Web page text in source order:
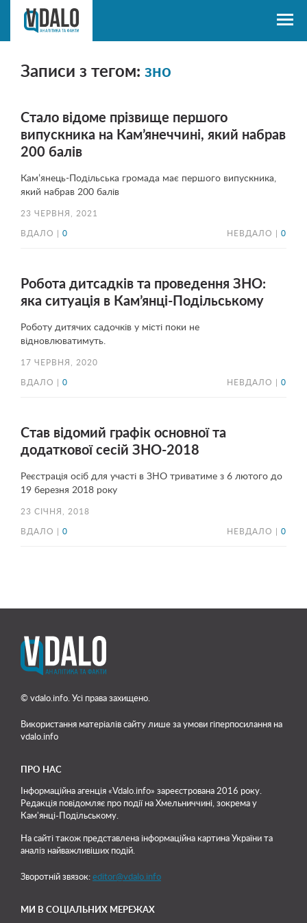
Записи з тегом: зно
Стало відоме прізвище першого
випускника на Кам’янеччині, який набрав
200 балів
Кам’янець-Подільська громада має першого випускника,
який набрав 200 балів
23 ЧЕРВНЯ, 2021
ВДАЛО | 0 НЕВДАЛО | 0
Робота дитсадків та проведення ЗНО:
яка ситуація в Кам’янці-Подільському
Роботу дитячих садочків у місті поки не
відновлюватимуть.
17 ЧЕРВНЯ, 2020
ВДАЛО | 0 НЕВДАЛО | 0
Став відомий графік основної та
додаткової сесій ЗНО-2018
Реєстрація осіб для участі в ЗНО триватиме з 6 лютого до
19 березня 2018 року
23 СІЧНЯ, 2018
ВДАЛО | 0 НЕВДАЛО | 0
© vdalo.info. Усі права захищено.
Використання матеріалів сайту лише за умови гіперпосилання на
vdalo.info
ПРО НАС
Інформаційна агенція «Vdalo.info» зареєстрована 2016 року.
Редакція повідомляє про події на Хмельниччині, зокрема у
Кам'янці-Подільському.
На сайті також представлена інформаційна картина України та
аналіз найважливіших подій.
Зворотній звязок: editor@vdalo.info
МИ В СОЦІАЛЬНИХ МЕРЕЖАХ